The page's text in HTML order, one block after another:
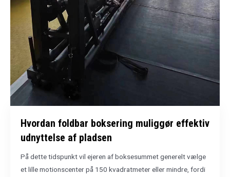
Hvordan foldbar boksering muliggør effektiv
udnyttelse af pladsen
På dette tidspunkt vil ejeren af boksesummet generelt vælge
et lille motionscenter på 150 kvadratmeter eller mindre, fordi